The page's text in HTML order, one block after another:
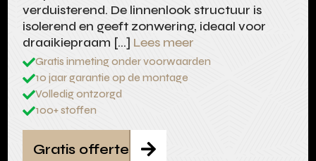
verduisterend. De linnenlook structuur is
isolerend en geeft zonwering, ideaal voor
draaikiepraam […] Lees meer
Gratis inmeting onder voorwaarden
10 jaar garantie op de montage
Volledig ontzorgd
100+ stoffen

Gratis offerte